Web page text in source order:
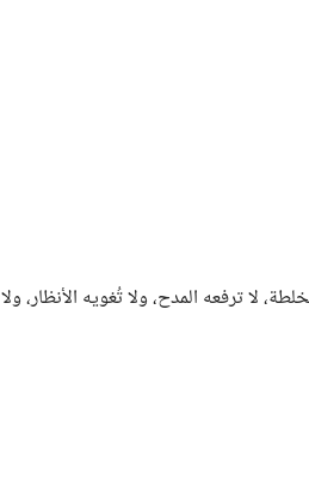
لا ترفعه المدح، ولا تُغويه الأنظار، ولا